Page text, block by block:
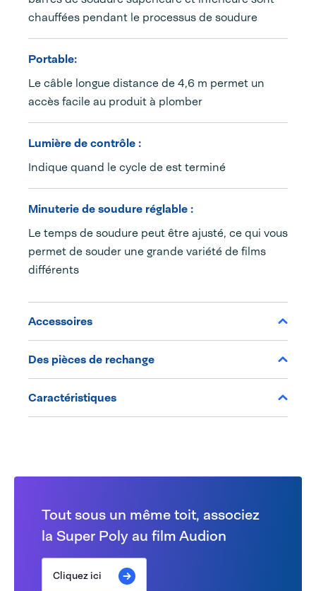
chauffées pendant le processus de soudure
Portable:
Le câble longue distance de 4,6 m permet un
accès facile au produit à plomber
Lumière de contrôle :
Indique quand le cycle de est terminé
Minuterie de soudure réglable :
Le temps de soudure peut être ajusté, ce qui vous
permet de souder une grande variété de films
différents
Accessoires
Des pièces de rechange
Caractéristiques
Tout sous un même toit, associez
la Super Poly au film Audion
Cliquez ici